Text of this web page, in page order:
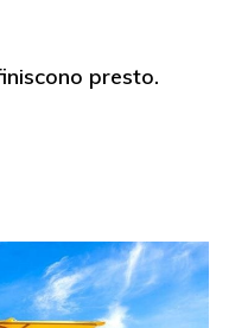
presto.